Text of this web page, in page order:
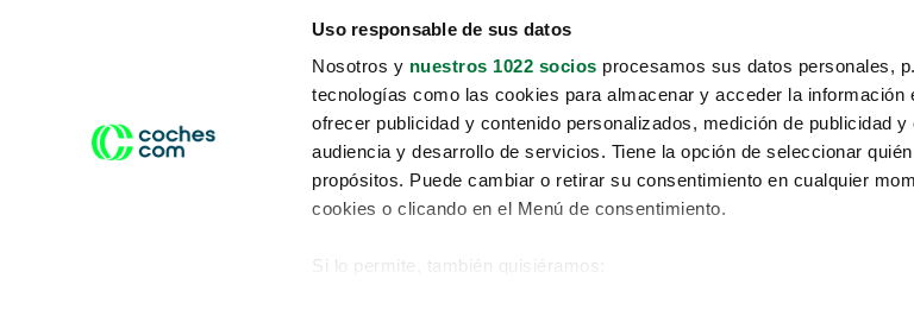
Uso responsable de sus datos
Nosotros y nuestros 1022 socios procesamos sus datos personales,
tecnologías como las cookies para almacenar y acceder la información
ofrecer publicidad y contenido personalizados, medición de publicidad
audiencia y desarrollo de servicios. Tiene la opción de seleccionar
propósitos. Puede cambiar o retirar su consentimiento en cualquier
cookies o clicando en el Menú de consentimiento.
Si lo permite, también quisiéramos:
Conduce tu futuro,
desata tu movilidad